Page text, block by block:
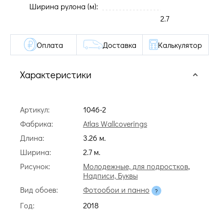
Ширина рулона (м):
2.7
Характеристики
Артикул:
1046-2
Фабрика:
Atlas Wallcoverings
Длина:
3.26 м.
Ширина:
2.7 м.
Рисунок:
Молодежные, для подростков,
Надписи, Буквы
Вид обоев:
Фотообои и панно
Год:
2018
Оплата Доставка Калькулятор